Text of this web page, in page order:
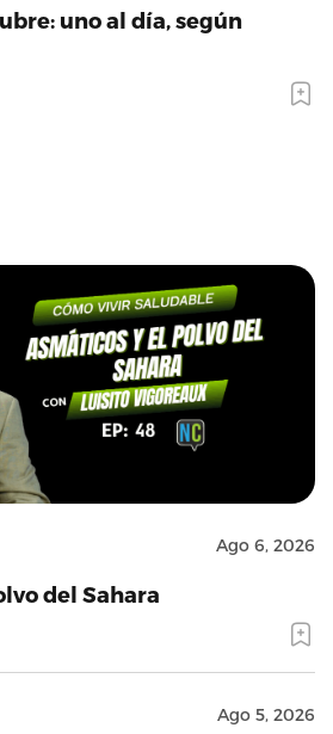
uno al día, según
Ago 6, 2026
del Sahara
Ago 5, 2026